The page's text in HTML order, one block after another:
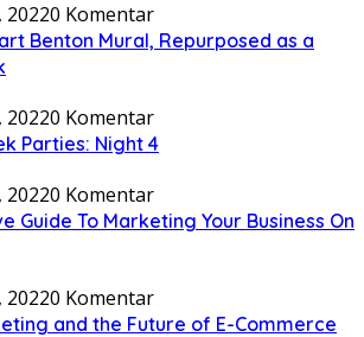
20220 Komentar
Benton Mural, Repurposed as a
20220 Komentar
Parties: Night 4
20220 Komentar
Guide To Marketing Your Business On
20220 Komentar
and the Future of E-Commerce